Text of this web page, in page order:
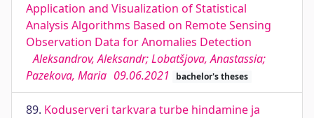
Application and Visualization of Statistical
Analysis Algorithms Based on Remote Sensing
Observation Data for Anomalies Detection
Aleksandrov, Aleksandr; Lobatšjova, Anastassia;
Pazekova, Maria 09.06.2021 bachelor's theses
89. Koduserveri tarkvara turbe hindamine ja